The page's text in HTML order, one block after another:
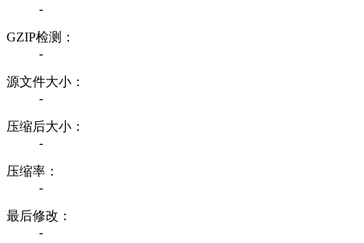
-
GZIP检测：
-
源文件大小：
-
压缩后大小：
-
压缩率：
-
最后修改：
-